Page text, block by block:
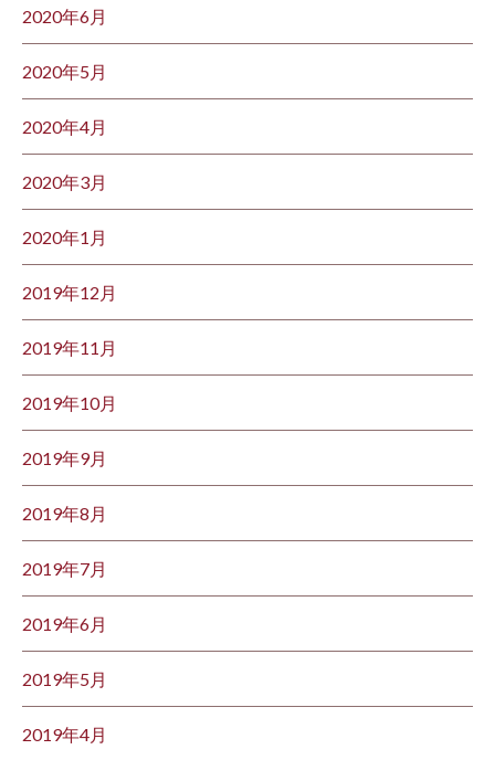
2020年6月
2020年5月
2020年4月
2020年3月
2020年1月
2019年12月
2019年11月
2019年10月
2019年9月
2019年8月
2019年7月
2019年6月
2019年5月
2019年4月